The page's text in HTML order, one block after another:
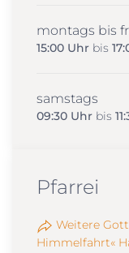
montags bis
15:00 Uhr bis
samstags
09:30 Uhr bis
Pfarrei
Weitere
Himmelfahrt«